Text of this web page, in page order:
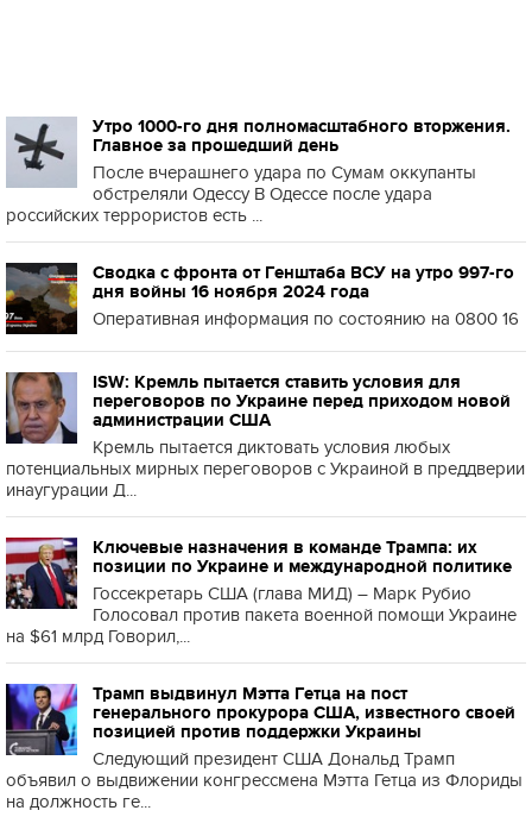
Утро 1000-го дня полномасштабного вторжения.
Главное за прошедший день
После вчерашнего удара по Сумам оккупанты
обстреляли Одессу В Одессе после удара
российских террористов есть ...
Сводка с фронта от Генштаба ВСУ на утро 997-го
дня войны 16 ноября 2024 года
Оперативная информация по состоянию на 0800 16
ISW: Кремль пытается ставить условия для
переговоров по Украине перед приходом новой
администрации США
Кремль пытается диктовать условия любых
потенциальных мирных переговоров с Украиной в преддверии
инаугурации Д...
Ключевые назначения в команде Трампа: их
позиции по Украине и международной политике
Госсекретарь США (глава МИД) – Марк Рубио
Голосовал против пакета военной помощи Украине
на $61 млрд Говорил,...
Трамп выдвинул Мэтта Гетца на пост
генерального прокурора США, известного своей
позицией против поддержки Украины
Следующий президент США Дональд Трамп
объявил о выдвижении конгрессмена Мэтта Гетца из Флориды
на должность ге...